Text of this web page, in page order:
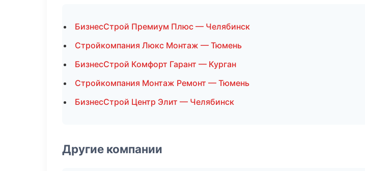
БизнесСтрой Премиум Плюс — Челябинск
Стройкомпания Люкс Монтаж — Тюмень
БизнесСтрой Комфорт Гарант — Курган
Стройкомпания Монтаж Ремонт — Тюмень
БизнесСтрой Центр Элит — Челябинск
Другие компании